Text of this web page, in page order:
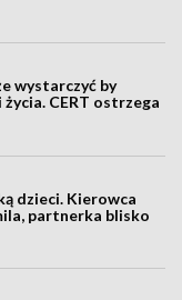
wystarczyć by
CERT ostrzega
dzieci. Kierowca
partnerka blisko